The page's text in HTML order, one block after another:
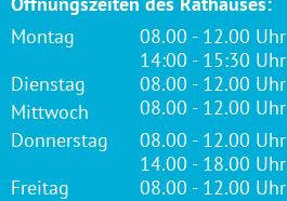
Montag
08.00 - 12.00 Uhr
14:00 - 15:30 Uhr
Dienstag
08.00 - 12.00 Uhr
Mittwoch
08.00 - 12.00 Uhr
Donnerstag
08.00 - 12.00 Uhr
14.00 - 18.00 Uhr
Freitag
08.00 - 12.00 Uhr